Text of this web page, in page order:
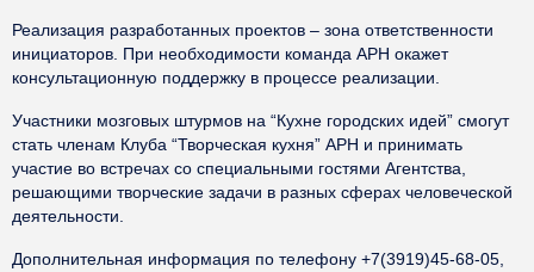
Реализация разработанных проектов – зона ответственности
инициаторов. При необходимости команда АРН окажет
консультационную поддержку в процессе реализации.
Участники мозговых штурмов на “Кухне городских идей” смогут
стать членам Клуба “Творческая кухня” АРН и принимать
участие во встречах со специальными гостями Агентства,
решающими творческие задачи в разных сферах человеческой
деятельности.
Дополнительная информация по телефону +7(3919)45-68-05,